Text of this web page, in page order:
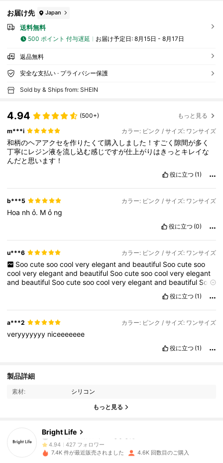
お届け先 Japan
送料無料
500 ポイント 付与遅延 お届け予定日: 8月15日 - 8月17日
返品無料
安全な支払い · プライバシー保護
Sold by & Ships from: SHEIN
4.94 (500+) もっと見る
m***i カラー: ピンク / サイズ: ワンサイズ
和柄のヘアアクセを作りたくて購入しました！すごく隙間が多く
丁寧にレジン液を流し込む感じですが仕上がりはきっとキレイな
んだと思います！
役に立つ (1)
b***5 カラー: ピンク / サイズ: ワンサイズ
Hoa nhỏ. Mỏ ng
役に立つ (0)
u***6 カラー: ピンク / サイズ: ワンサイズ
Soo cute soo cool very elegant and beautiful Soo cute soo
coolveryelegantand beautiful Soocutesoocoolveryelegant
and beautiful Soocutesoocoolveryelegantand beautiful Soo
役に立つ (1)
a***2 カラー: ピンク / サイズ: ワンサイズ
veryyyyyyy niceeeeeee
役に立つ (1)
製品詳細
素材: シリコン
もっと見る
Bright Life
427 フォロワー
4.94 427 フォロワー
7.4K 件が最近販売されました 4.6K 回数目のご購入